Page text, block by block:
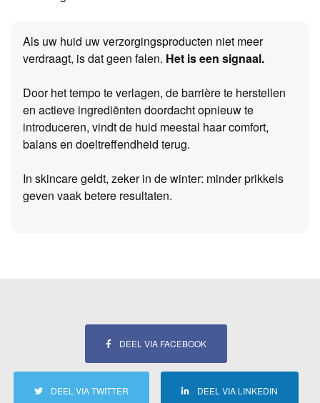
Als uw huid uw verzorgingsproducten niet meer
verdraagt, is dat geen falen. Het is een signaal.
Door het tempo te verlagen, de barrière te herstellen
en actieve ingrediënten doordacht opnieuw te
introduceren, vindt de huid meestal haar comfort,
balans en doeltreffendheid terug.
In skincare geldt, zeker in de winter: minder prikkels
geven vaak betere resultaten.
DEEL VIA FACEBOOK
DEEL VIA TWITTER DEEL VIA LINKEDIN